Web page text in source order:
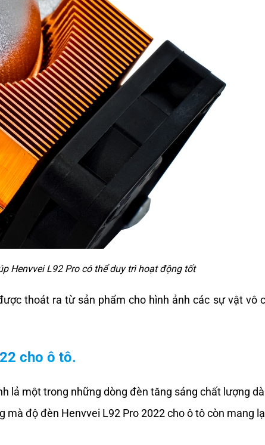
Henvvei L92 Pro có thể duy trì hoạt động tốt
thoát ra từ sản phẩm cho hình ảnh các sự vật vô
cho ô tô.
lả một trong những dòng đèn tăng sáng chất lượng
độ đèn Henvvei L92 Pro 2022 cho ô tô còn mang